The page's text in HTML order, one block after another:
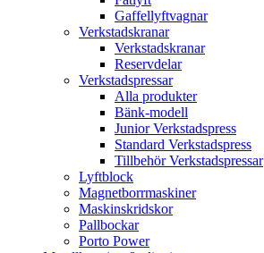
Gaffellyftvagnar
Verkstadskranar
Verkstadskranar
Reservdelar
Verkstadspressar
Alla produkter
Bänk-modell
Junior Verkstadspress
Standard Verkstadspress
Tillbehör Verkstadspressar
Lyftblock
Magnetborrmaskiner
Maskinskridskor
Pallbockar
Porto Power